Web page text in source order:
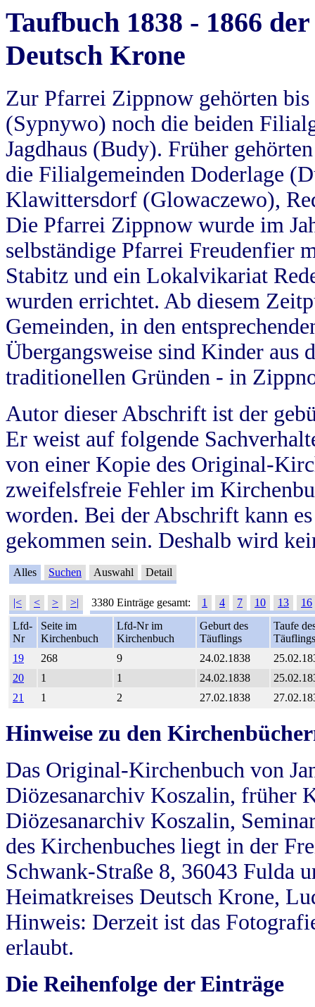
Taufbuch 1838 - 1866
Deutsch Krone
Zur Pfarrei Zippnow gehörten
(Sypnywo) noch die beiden
Jagdhaus (Budy). Früher
die Filialgemeinden Doderlage
Klawittersdorf (Glowaczewo),
Die Pfarrei Zippnow wurde im
selbständige Pfarrei Freudenfier
Stabitz und ein Lokalvikariat
wurden errichtet. Ab diesem
Gemeinden, in den
Übergangsweise sind Kinder aus
traditionellen Gründen - in
Autor dieser Abschrift ist der
Er weist auf folgende
von einer Kopie des Original-
zweifelsfreie Fehler im
worden. Bei der Abschrift kann
gekommen sein. Deshalb wird
Alles Suchen Auswahl Detail
|< < > >| 3380 Einträge gesamt: 1 4 7 10 13
16
Lfd-
Nr
Seite im
Kirchenbuch
Lfd-Nr im
Kirchenbuch
Geburt des
Täuflings
Taufe
Täuflings
19
268 9 24.02.1838
20
1 1 24.02.1838
21
1 2 27.02.1838
Hinweise zu den
Das Original-Kirchenbuch von
Diözesanarchiv Koszalin, früher
Diözesanarchiv Koszalin,
des Kirchenbuches liegt in der
Schwank-Straße 8, 36043 Fulda
Heimatkreises Deutsch Krone,
Hinweis: Derzeit ist das
erlaubt.
Die Reihenfolge der Einträge